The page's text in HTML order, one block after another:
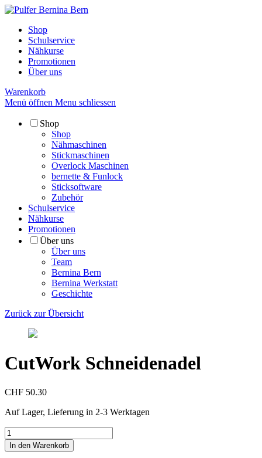
Shop
Schulservice
Nähkurse
Promotionen
Über uns
Warenkorb
Menü öffnen Menu schliessen
Shop
Shop
Nähmaschinen
Stickmaschinen
Overlock Maschinen
bernette & Funlock
Sticksoftware
Zubehör
Schulservice
Nähkurse
Promotionen
Über uns
Über uns
Team
Bernina Bern
Bernina Werkstatt
Geschichte
Zurück zur Übersicht
CutWork Schneidenadel
CHF 50.30
Auf Lager, Lieferung in 2-3 Werktagen
CutWork
Schneidenadel
Menge
In den Warenkorb